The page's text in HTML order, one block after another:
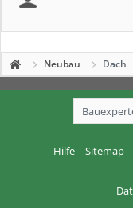
Neubau Dach
Hilfe Sitemap